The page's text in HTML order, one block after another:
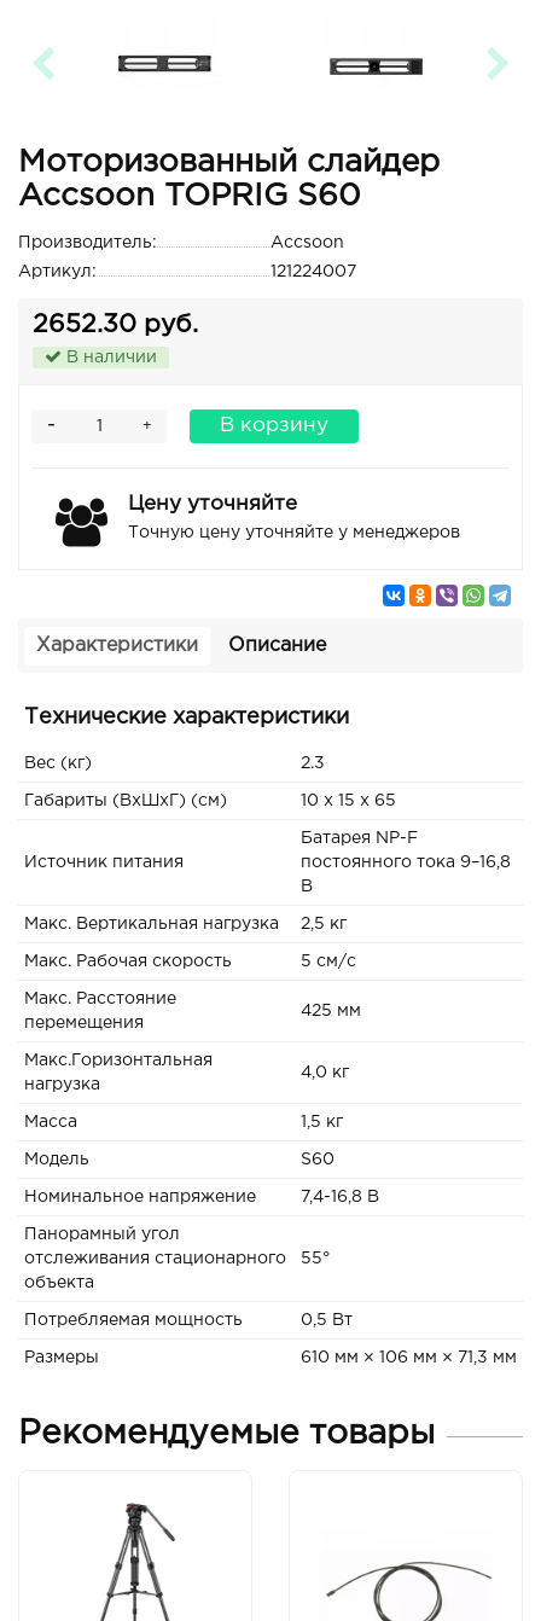
Моторизованный слайдер
Accsoon TOPRIG S60
Производитель:
Accsoon
Артикул:
121224007
2652.30 руб.
В наличии
+
- В корзину
Цену уточняйте
Точную цену уточняйте у менеджеров
Характеристики Описание
Технические характеристики
Вес (кг) 2.3
Габариты (ВxШxГ) (см) 10 x 15 x 65
Источник питания
Батарея NP-F
постоянного тока 9–16,8
В
Макс. Вертикальная нагрузка 2,5 кг
Макс. Рабочая скорость 5 см/с
Макс. Расстояние
перемещения
425 мм
Макс.Горизонтальная
нагрузка
4,0 кг
Масса 1,5 кг
Модель S60
Номинальное напряжение 7,4-16,8 В
Панорамный угол
отслеживания стационарного
объекта
55°
Потребляемая мощность 0,5 Вт
Размеры 610 мм × 106 мм × 71,3 мм
Рекомендуемые товары